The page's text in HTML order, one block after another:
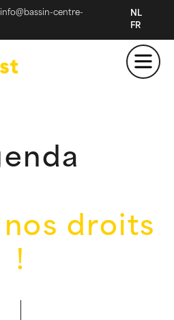
info@bassin-centre-
NL
FR
nos droits
!